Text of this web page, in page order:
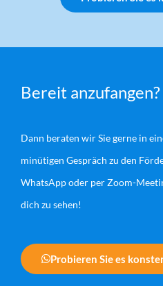
Bereit anzufangen?
Dann beraten wir Sie gerne in
minütigen Gespräch zu den
WhatsApp oder per Zoom-
dich zu sehen!
Probieren Sie es